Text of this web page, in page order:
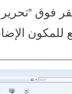
فوق
للمكون